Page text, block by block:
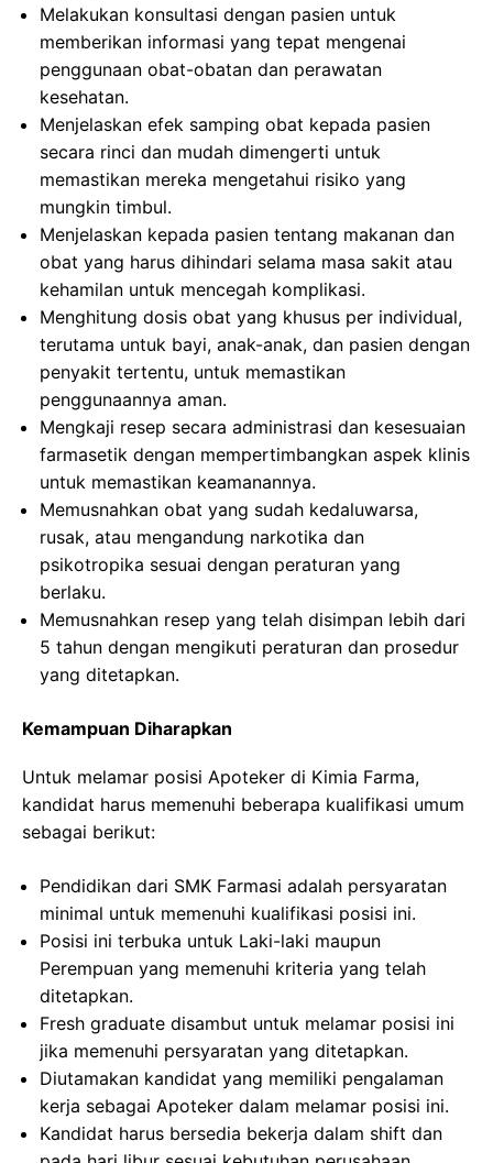
Melakukan konsultasi dengan pasien untuk
memberikan informasi yang tepat mengenai
penggunaan obat-obatan dan perawatan
kesehatan.
Menjelaskan efek samping obat kepada pasien
secara rinci dan mudah dimengerti untuk
memastikan mereka mengetahui risiko yang
mungkin timbul.
Menjelaskan kepada pasien tentang makanan dan
obat yang harus dihindari selama masa sakit atau
kehamilan untuk mencegah komplikasi.
Menghitung dosis obat yang khusus per individual,
terutama untuk bayi, anak-anak, dan pasien dengan
penyakit tertentu, untuk memastikan
penggunaannya aman.
Mengkaji resep secara administrasi dan kesesuaian
farmasetik dengan mempertimbangkan aspek klinis
untuk memastikan keamanannya.
Memusnahkan obat yang sudah kedaluwarsa,
rusak, atau mengandung narkotika dan
psikotropika sesuai dengan peraturan yang
berlaku.
Memusnahkan resep yang telah disimpan lebih dari
5 tahun dengan mengikuti peraturan dan prosedur
yang ditetapkan.
Kemampuan Diharapkan
Untuk melamar posisi Apoteker di Kimia Farma,
kandidat harus memenuhi beberapa kualifikasi umum
sebagai berikut:
Pendidikan dari SMK Farmasi adalah persyaratan
minimal untuk memenuhi kualifikasi posisi ini.
Posisi ini terbuka untuk Laki-laki maupun
Perempuan yang memenuhi kriteria yang telah
ditetapkan.
Fresh graduate disambut untuk melamar posisi ini
jika memenuhi persyaratan yang ditetapkan.
Diutamakan kandidat yang memiliki pengalaman
kerja sebagai Apoteker dalam melamar posisi ini.
Kandidat harus bersedia bekerja dalam shift dan